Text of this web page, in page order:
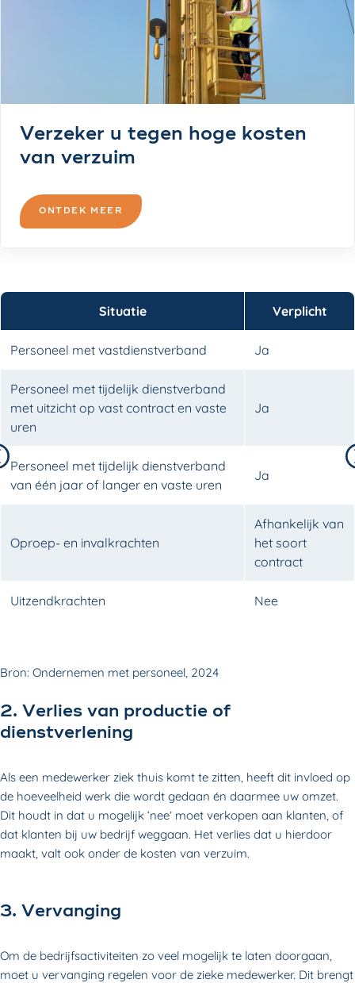
Verzeker u tegen hoge kosten
van verzuim
ONTDEK MEER
links
Situatie Verplicht
Personeel met vastdienstverband Ja
Personeel met tijdelijk dienstverband
met uitzicht op vast contract en vaste
uren
Ja
Personeel met tijdelijk dienstverband
van één jaar of langer en vaste uren
Ja
Oproep- en invalkrachten
Afhankelijk van
het soort
contract
Uitzendkrachten Nee
Bron: Ondernemen met personeel, 2024
2. Verlies van productie of
dienstverlening
Als een medewerker ziek thuis komt te zitten, heeft dit invloed op
de hoeveelheid werk die wordt gedaan én daarmee uw omzet.
Dit houdt in dat u mogelijk ‘nee’ moet verkopen aan klanten, of
dat klanten bij uw bedrijf weggaan. Het verlies dat u hierdoor
maakt, valt ook onder de kosten van verzuim.
3. Vervanging
Om de bedrijfsactiviteiten zo veel mogelijk te laten doorgaan,
moet u vervanging regelen voor de zieke medewerker. Dit brengt